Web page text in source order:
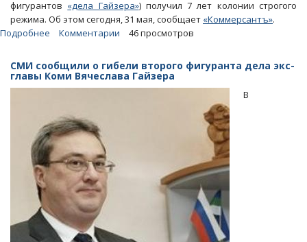
фигурантов «дела Гайзера») получил 7 лет колонии строгого
режима. Об этом сегодня, 31 мая, сообщает «Коммерсантъ».
Подробнее
из
фигурантов
«дела
получил
7
лет
«строгача»
Комментарии 46 просмотров
СМИ сообщили о гибели второго фигуранта дела экс-
главы Коми Вячеслава Гайзера
В